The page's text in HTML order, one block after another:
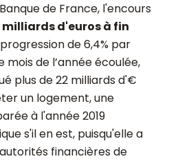
de France, l'encours
milliards d'euros à fin
de 6,4% par
de l’année écoulée,
plus de 22 milliards d'€
un logement, une
à l'année 2019
s'il en est, puisqu'elle a
financières de